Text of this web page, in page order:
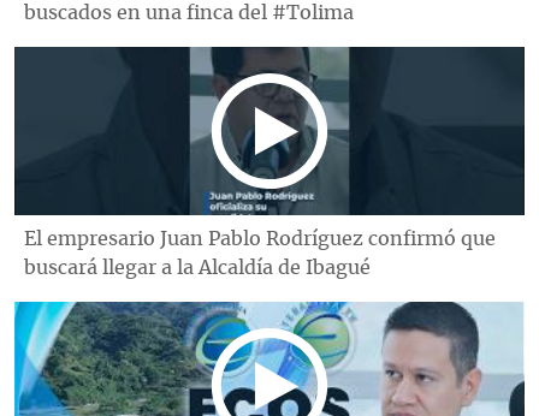
buscados en una finca del #Tolima
El empresario Juan Pablo Rodríguez confirmó que
buscará llegar a la Alcaldía de Ibagué